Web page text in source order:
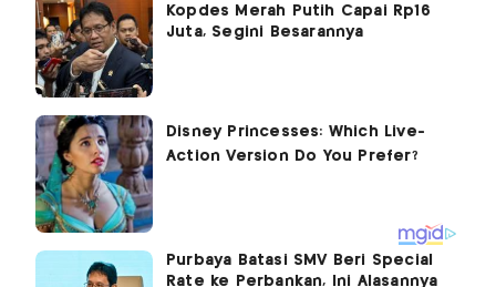
Kopdes Merah Putih Capai Rp16
Juta, Segini Besarannya
Purbaya Batasi SMV Beri Special
Rate ke Perbankan, Ini Alasannya